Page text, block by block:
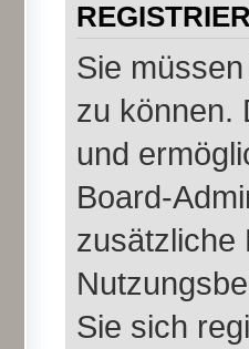
Sie
zu können.
und
Board-
zusätzliche
Sie sich